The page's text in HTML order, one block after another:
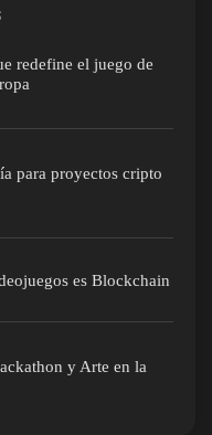
redefine el juego de
para proyectos cripto
es Blockchain
y Arte en la